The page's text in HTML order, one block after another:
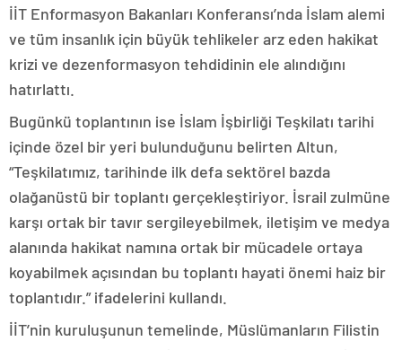
İİT Enformasyon Bakanları Konferansı’nda İslam alemi
ve tüm insanlık için büyük tehlikeler arz eden hakikat
krizi ve dezenformasyon tehdidinin ele alındığını
hatırlattı.
Bugünkü toplantının ise İslam İşbirliği Teşkilatı tarihi
içinde özel bir yeri bulunduğunu belirten Altun,
“Teşkilatımız, tarihinde ilk defa sektörel bazda
olağanüstü bir toplantı gerçekleştiriyor. İsrail zulmüne
karşı ortak bir tavır sergileyebilmek, iletişim ve medya
alanında hakikat namına ortak bir mücadele ortaya
koyabilmek açısından bu toplantı hayati önemi haiz bir
toplantıdır.” ifadelerini kullandı.
İİT’nin kuruluşunun temelinde, Müslümanların Filistin